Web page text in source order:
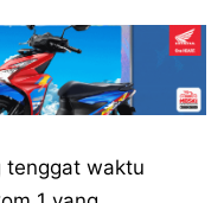
waktu